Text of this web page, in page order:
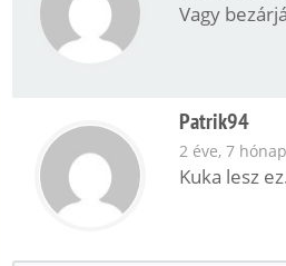
Vagy
Patrik94
2 éve, 7
Kuka lesz